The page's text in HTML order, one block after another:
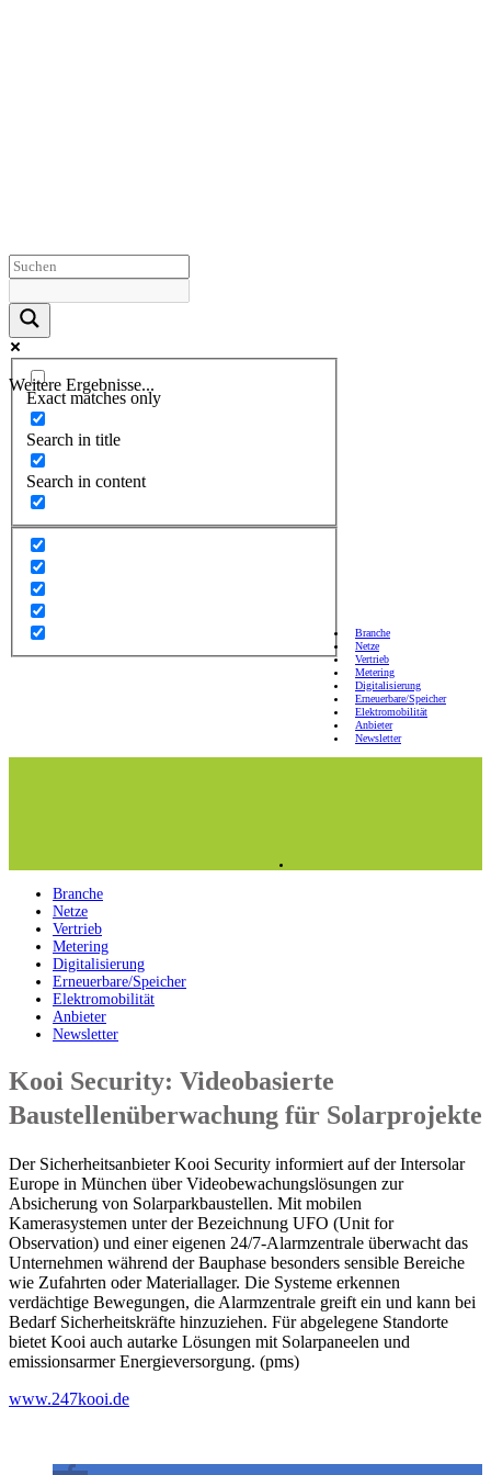
Weitere Ergebnisse...
Exact matches only
Search in title
Search in content
Branche
Netze
Vertrieb
Metering
Digitalisierung
Erneuerbare/Speicher
Elektromobilität
Anbieter
Newsletter
Branche
Netze
Vertrieb
Metering
Digitalisierung
Erneuerbare/Speicher
Elektromobilität
Anbieter
Newsletter
Kooi Security: Videobasierte
Baustellenüberwachung für Solarprojekte
Der Sicherheitsanbieter Kooi Security informiert auf der Intersolar
Europe in München über Videobewachungslösungen zur
Absicherung von Solarparkbaustellen. Mit mobilen
Kamerasystemen unter der Bezeichnung UFO (Unit for
Observation) und einer eigenen 24/7-Alarmzentrale überwacht das
Unternehmen während der Bauphase besonders sensible Bereiche
wie Zufahrten oder Materiallager. Die Systeme erkennen
verdächtige Bewegungen, die Alarmzentrale greift ein und kann bei
Bedarf Sicherheitskräfte hinzuziehen. Für abgelegene Standorte
bietet Kooi auch autarke Lösungen mit Solarpaneelen und
emissionsarmer Energieversorgung. (pms)
www.247kooi.de